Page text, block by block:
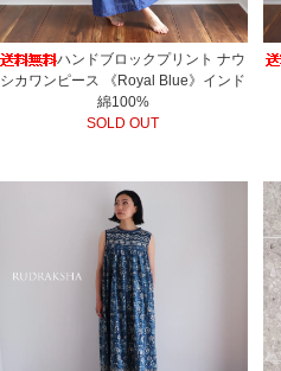
ハンドブロックプリント ナウ
シカワンピース 《Royal Blue》インド
綿100%
SOLD OUT